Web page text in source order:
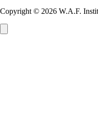
Copyright © 2026 W.A.F.